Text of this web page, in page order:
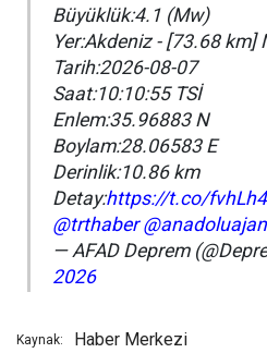
Büyüklük:4.1 (Mw)
Yer:Akdeniz - [73.68
Tarih:2026-08-07
Saat:10:10:55 TSİ
Enlem:35.96883 N
Boylam:28.06583 E
Derinlik:10.86 km
Detay:https://t.co/
@trthaber
— AFAD Deprem
2026
Kaynak: Haber Merkezi